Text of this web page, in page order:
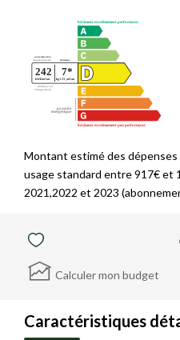
Montant estimé des
usage standard entre 917€ et
2021,2022 et 2023
Calculer mon budget
Caractéristiques